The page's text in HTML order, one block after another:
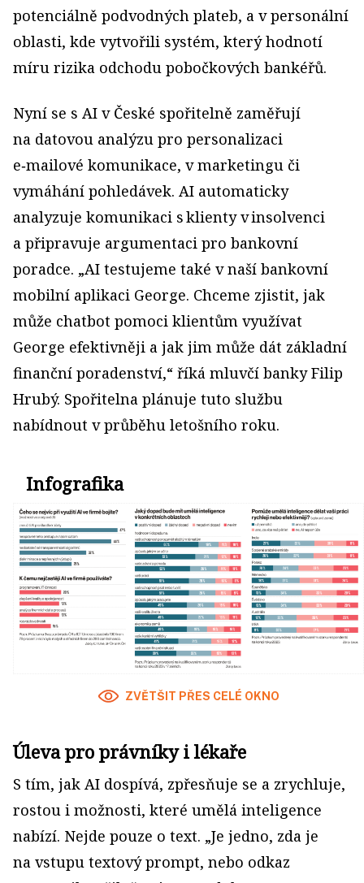
potenciálně podvodných plateb, a v personální
oblasti, kde vytvořili systém, který hodnotí
míru rizika odchodu pobočkových bankéřů.
Nyní se s AI v České spořitelně zaměřují
na datovou analýzu pro personalizaci
e‑mailové komunikace, v marketingu či
vymáhání pohledávek. AI automaticky
analyzuje komunikaci s klienty v insolvenci
a připravuje argumentaci pro bankovní
poradce. „AI testujeme také v naší bankovní
mobilní aplikaci George. Chceme zjistit, jak
může chatbot pomoci klientům využívat
George efektivněji a jak jim může dát základní
finanční poradenství,“ říká mluvčí banky Filip
Hrubý. Spořitelna plánuje tuto službu
nabídnout v průběhu letošního roku.
Infografika
ZVĚTŠIT PŘES CELÉ OKNO
Úleva pro právníky i lékaře
S tím, jak AI dospívá, zpřesňuje se a zrychluje,
rostou i možnosti, které umělá inteligence
nabízí. Nejde pouze o text. „Je jedno, zda je
na vstupu textový prompt, nebo odkaz